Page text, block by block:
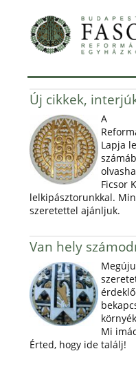
Új cikkek,
A
Lapja
Ficsor
lelkipásztorunkkal.
szeretettel ajánljuk.
Van hely
Mi
Érted, hogy ide találj!